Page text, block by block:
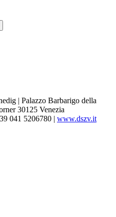
| Palazzo Barbarigo della
30125 Venezia
041 5206780 | www.dszv.it